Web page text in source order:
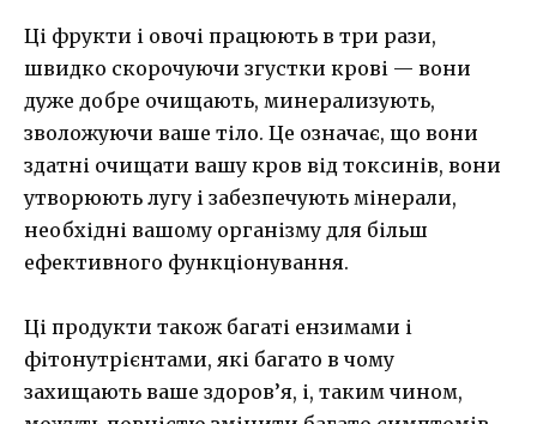
Ці фрукти і овочі працюють в три рази,
швидко скорочуючи згустки крові — вони
дуже добре очищають, минерализують,
зволожуючи ваше тіло. Це означає, що вони
здатні очищати вашу кров від токсинів, вони
утворюють лугу і забезпечують мінерали,
необхідні вашому організму для більш
ефективного функціонування.
Ці продукти також багаті ензимами і
фітонутрієнтами, які багато в чому
захищають ваше здоров’я, і, таким чином,